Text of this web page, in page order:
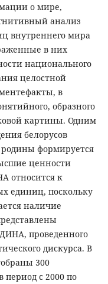
о мире,
анализ
внутреннего мира
в них
национального
целостной
в
образного
картины. Одним
белорусов
формируется
ценности
относится к
единиц, поскольку
наличие
проведенного
дискурса. В
300
период с 2000 по